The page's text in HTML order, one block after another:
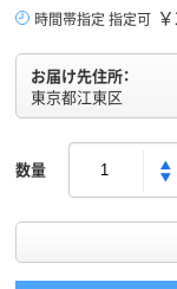
時間帯指定 指定可
お届け先住所：
東京都江東区
数量